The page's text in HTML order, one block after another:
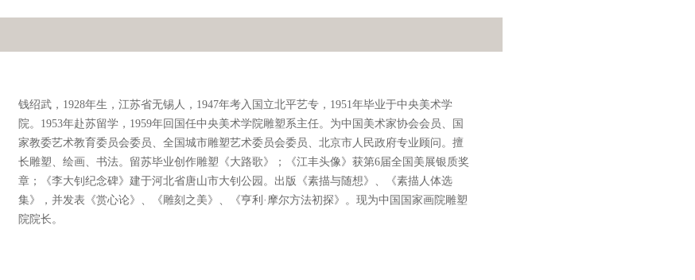
钱绍武，1928年生，江苏省无锡人，1947年考入国立北平艺专，1951年毕业于中央美术学
院。1953年赴苏留学，1959年回国任中央美术学院雕塑系主任。为中国美术家协会会员、国
家教委艺术教育委员会委员、全国城市雕塑艺术委员会委员、北京市人民政府专业顾问。擅
长雕塑、绘画、书法。留苏毕业创作雕塑《大路歌》；《江丰头像》获第6届全国美展银质奖
章；《李大钊纪念碑》建于河北省唐山市大钊公园。出版《素描与随想》、《素描人体选
集》，并发表《赏心论》、《雕刻之美》、《亨利·摩尔方法初探》。现为中国国家画院雕塑
院院长。